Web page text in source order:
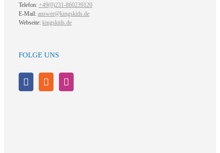
Telefon: +49(0)231-860239120
E-Mail: answer@kingskids.de
Webseite: kingskids.de
FOLGE UNS